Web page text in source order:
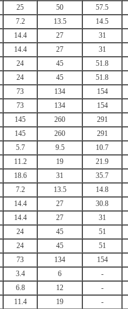
25 50 57.5
7.2 13.5 14.5
14.4 27 31
14.4 27 31
24 45 51.8
24 45 51.8
73 134 154
73 134 154
145 260 291
145 260 291
5.7 9.5 10.7
11.2 19 21.9
18.6 31 35.7
7.2 13.5 14.8
14.4 27 30.8
14.4 27 31
24 45 51
24 45 51
73 134 154
3.4 6 -
6.8 12 -
11.4 19 -